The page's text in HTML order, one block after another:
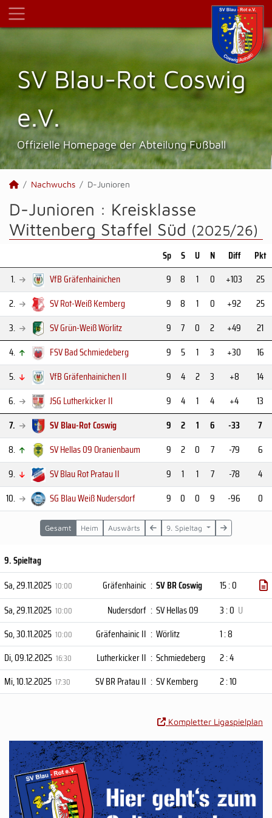
SV Blau-Rot Coswig
e.V.
Offizielle Homepage der Abteilung Fußball
Nachwuchs D-Junioren
D-Junioren : Kreisklasse
Wittenberg Staffel Süd (2025/26)
Sp S U N Diff
Pkt
1.
VfB Gräfenhainichen 9 8 1 0 +103
25
2.
SV Rot-Weiß Kemberg 9 8 1 0 +92
25
3.
SV Grün-Weiß Wörlitz 9 7 0 2 +49
21
4.
FSV Bad Schmiedeberg 9 5 1 3 +30
16
5.
VfB Gräfenhainichen II 9 4 2 3 +8
14
6.
JSG Lutherkicker II 9 4 1 4 +4
13
7.
SV Blau-Rot Coswig 9 2 1 6 -33
7
8.
SV Hellas 09 Oranienbaum 9 2 0 7 -79
6
9.
SV Blau Rot Pratau II 9 1 1 7 -78
4
10.
SG Blau Weiß Nudersdorf 9 0 0 9 -96 0
Gesamt Heim Auswärts 9. Spieltag
9. Spieltag
Sa, 29.11.2025 10:00 Gräfenhainic : SV BR Coswig
15 : 0
Sa, 29.11.2025 10:00 Nudersdorf : SV Hellas 09 3 : 0 U
So, 30.11.2025 10:00 Gräfenhainic II : Wörlitz
1 : 8
Di, 09.12.2025 16:30 Lutherkicker II : Schmiedeberg
2 : 4
Mi, 10.12.2025 17:30 SV BR Pratau II : SV Kemberg 2 : 10
Kompletter Ligaspielplan